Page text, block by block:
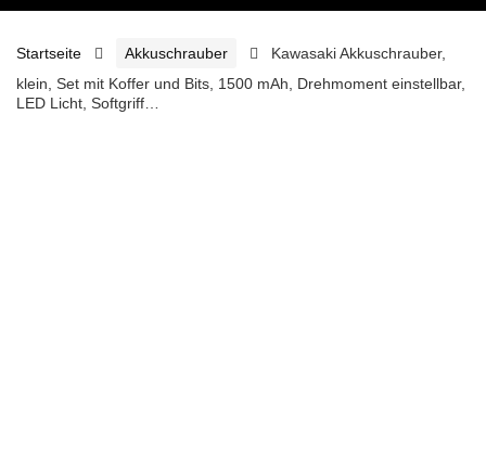
Startseite Akkuschrauber
Kawasaki Akkuschrauber,
klein, Set mit Koffer und Bits, 1500 mAh, Drehmoment einstellbar,
LED Licht, Softgriff…